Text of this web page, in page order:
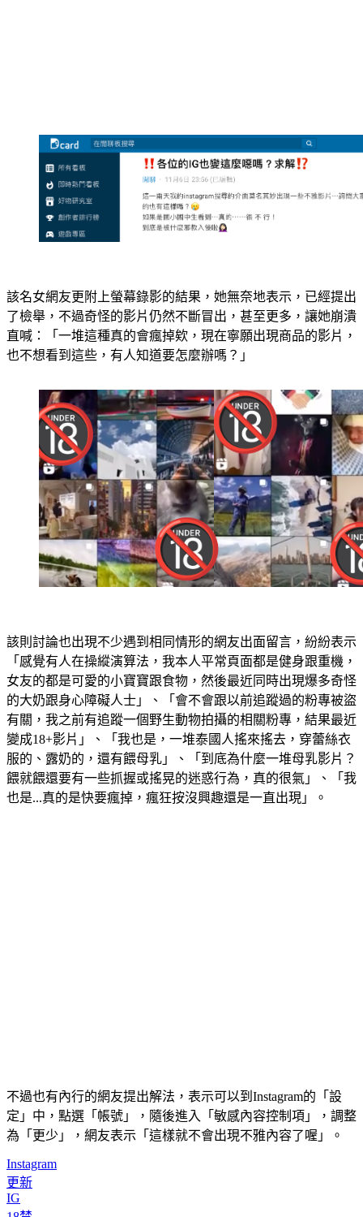
該名女網友更附上螢幕錄影的結果，她無奈地表示，已經提出
了檢舉，不過奇怪的影片仍然不斷冒出，甚至更多，讓她崩潰
直喊：「一堆這種真的會瘋掉欸，現在寧願出現商品的影片，
也不想看到這些，有人知道要怎麼辦嗎？」
該則討論也出現不少遇到相同情形的網友出面留言，紛紛表示
「感覺有人在操縱演算法，我本人平常頁面都是健身跟重機，
女友的都是可愛的小寶寶跟食物，然後最近同時出現爆多奇怪
的大奶跟身心障礙人士」、「會不會跟以前追蹤過的粉專被盜
有關，我之前有追蹤一個野生動物拍攝的相關粉專，結果最近
變成18+影片」、「我也是，一堆泰國人搖來搖去，穿蕾絲衣
服的、露奶的，還有餵母乳」、「到底為什麼一堆母乳影片？
餵就餵還要有一些抓握或搖晃的迷惑行為，真的很氣」、「我
也是...真的是快要瘋掉，瘋狂按沒興趣還是一直出現」。
不過也有內行的網友提出解法，表示可以到Instagram的「設
定」中，點選「帳號」，隨後進入「敏感內容控制項」，調整
為「更少」，網友表示「這樣就不會出現不雅內容了喔」。
Instagram
更新
IG